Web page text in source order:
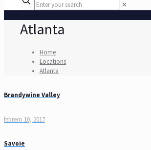
✕
Atlanta
Home
Locations
Atlanta
Brandywine Valley
febrero 10, 2017
Savoie